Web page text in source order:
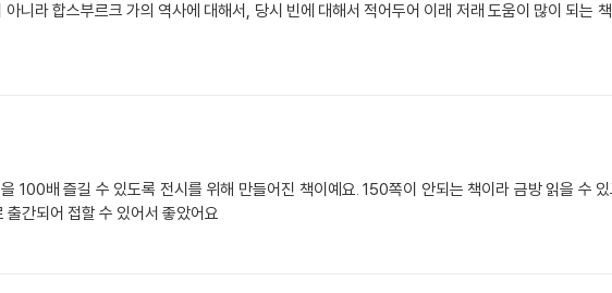
니라 합스부르크 가의 역사에 대해서, 당시 빈에 대해서 적어두어 이래 저래 도움이 많이 되는
100배 즐길 수 있도록 전시를 위해 만들어진 책이예요. 150쪽이 안되는 책이라 금방 읽을 수
간되어 접할 수 있어서 좋았어요